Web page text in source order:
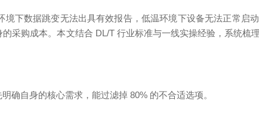
下数据跳变无法出具有效报告，低温环境下设备无法正常启
采购成本。本文结合 DL/T 行业标准与一线实操经验，系统梳
确自身的核心需求，能过滤掉 80% 的不合适选项。